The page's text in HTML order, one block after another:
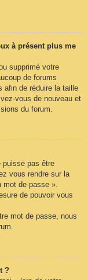
à présent plus me
supprimé votre
de forums
afin de réduire la taille
vous de nouveau et
du forum.
puisse pas être
vous rendre sur la
mot de passe ».
de pouvoir vous
mot de passe, nous
?